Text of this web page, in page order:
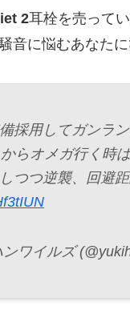
2耳栓を売って
音に悩むあなたに
採用してガンラ
らオメガ行く時
つつ逆襲、回避
ワイルズ